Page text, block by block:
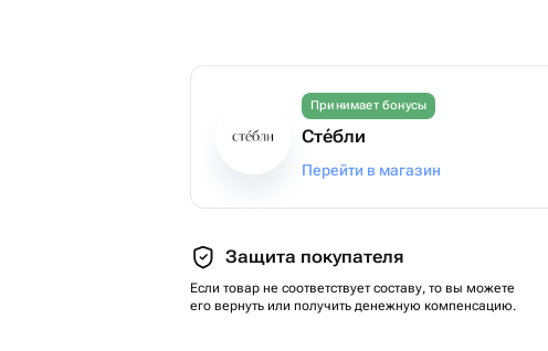
Принимает бонусы
Стéбли
Перейти в магазин
Защита покупателя
Если товар не соответствует составу, то вы можете
его вернуть или получить денежную компенсацию.